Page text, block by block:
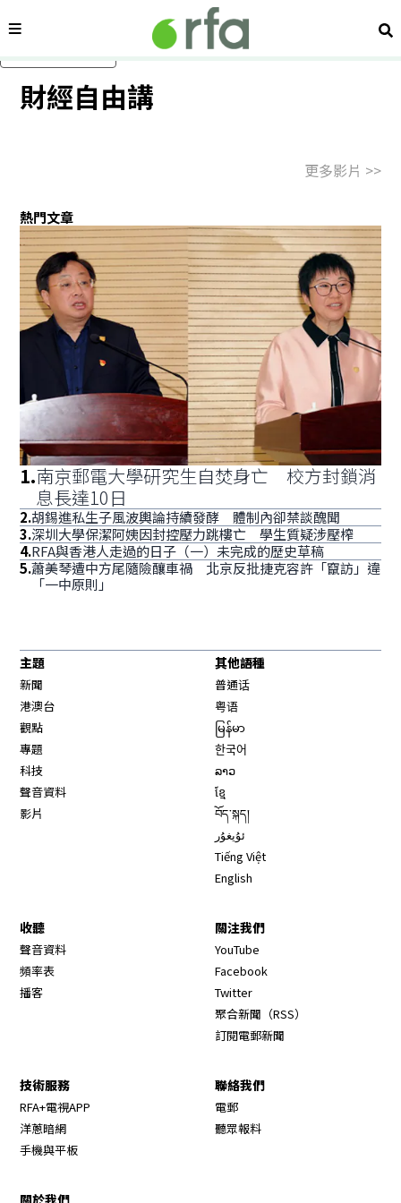
內容分類 搜
財經自由講
更多影片 >>
熱門文章
1.南京郵電大學研究生自焚身亡 校方封鎖消
息長達10日
2.胡錫進私生子風波輿論持續發酵 體制內卻禁談醜聞
3.深圳大學保潔阿姨因封控壓力跳樓亡 學生質疑涉壓榨
4.RFA與香港人走過的日子（一）未完成的歷史草稿
5.蕭美琴遭中方尾隨險釀車禍 北京反批捷克容許「竄訪」違
「一中原則」
主題
新聞
港澳台
觀點
專題
科技
聲音資料
影片
其他語種
普通话
粤语
မြန်မာ
한국어
ລາວ
ខ្មែ
བོད་སྐད།
ئۇيغۇر
Tiếng Việt
English
收聽
聲音資料
頻率表
播客
關注我們
YouTube
Facebook
Twitter
聚合新聞（RSS）
訂閱電郵新聞
技術服務
RFA+電視APP
洋蔥暗網
手機與平板
聯絡我們
電郵
聽眾報料
關於我們